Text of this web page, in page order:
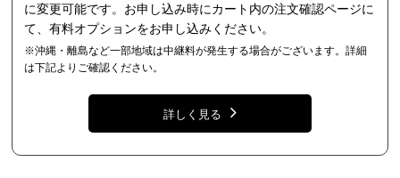
に変更可能です。お申し込み時にカート内の注文確認ページに
て、有料オプションをお申し込みください。
※沖縄・離島など一部地域は中継料が発生する場合がございます。詳細
は下記よりご確認ください。
詳しく見る